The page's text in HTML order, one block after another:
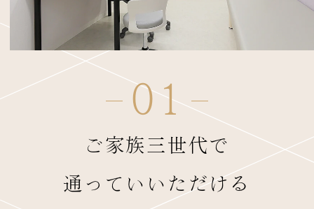
01
ご家族三世代で
通っていいただける